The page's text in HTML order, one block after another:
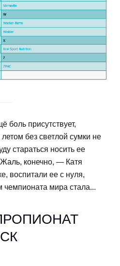
боль присутствует,
без светлой сумки не
стараться носить ее
Жаль, конечно, — Катя
воспитали ее с нуля,
мира стала...